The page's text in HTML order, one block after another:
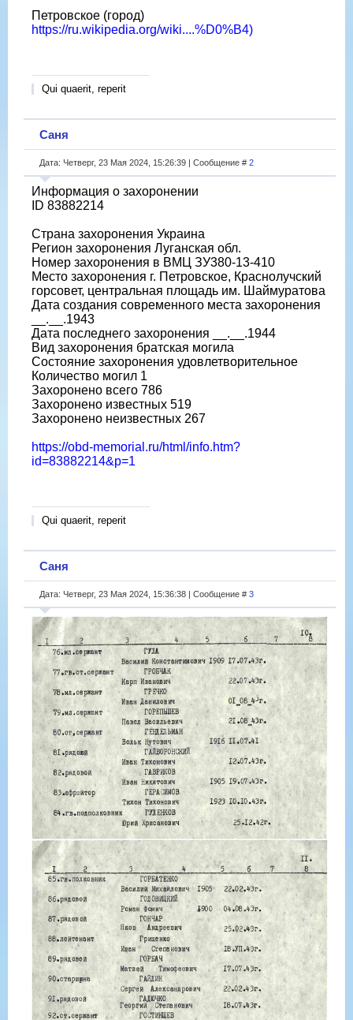
Петровское (город)
https://ru.wikipedia.org/wiki....%D0%B4)
Qui quaerit, reperit
Саня
Дата: Четверг, 23 Мая 2024, 15:26:39 | Сообщение # 2
Информация о захоронении
ID 83882214
Страна захоронения Украина
Регион захоронения Луганская обл.
Номер захоронения в ВМЦ ЗУ380-13-410
Место захоронения г. Петровское, Краснолучский
горсовет, центральная площадь им. Шаймуратова
Дата создания современного места захоронения
__.__.1943
Дата последнего захоронения __.__.1944
Вид захоронения братская могила
Состояние захоронения удовлетворительное
Количество могил 1
Захоронено всего 786
Захоронено известных 519
Захоронено неизвестных 267
https://obd-memorial.ru/html/info.htm?
id=83882214&p=1
Qui quaerit, reperit
Саня
Дата: Четверг, 23 Мая 2024, 15:36:38 | Сообщение # 3